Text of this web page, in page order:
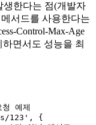
생한다는 점(개발자
서드를 사용한다는
Control-Max-Age
면서도 성능을 최
예제
123' , {